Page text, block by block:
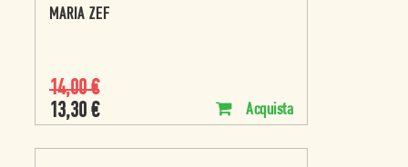
MARIA ZEF
14,00€
13,30 € Acquista